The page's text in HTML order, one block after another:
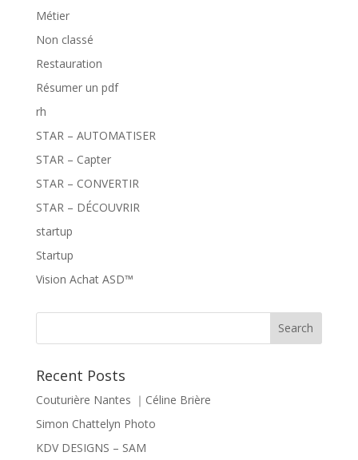
Métier
Non classé
Restauration
Résumer un pdf
rh
STAR – AUTOMATISER
STAR – Capter
STAR – CONVERTIR
STAR – DÉCOUVRIR
startup
Startup
Vision Achat ASD™
Recent Posts
Couturière Nantes ｜Céline Brière
Simon Chattelyn Photo
KDV DESIGNS – SAM